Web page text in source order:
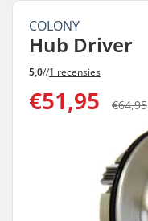
COLONY
Hub Driver
5,0//1 recensies
€51,95 €64,95